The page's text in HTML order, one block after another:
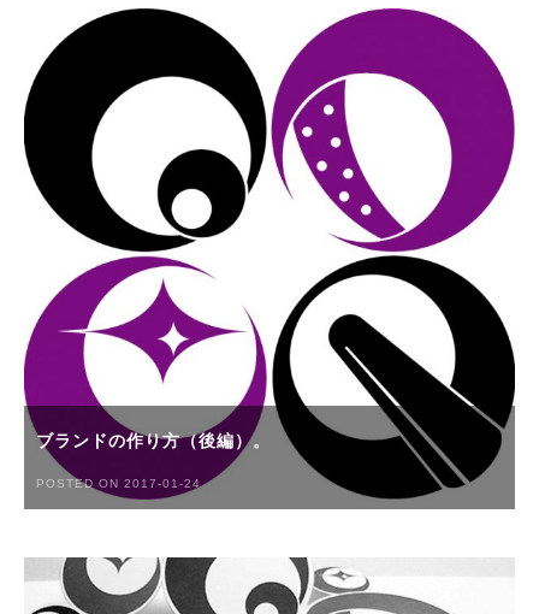
ブランドの作り方（後編）。
POSTED ON 2017-01-24